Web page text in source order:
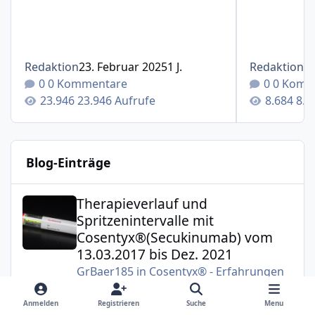
Redaktion23. Februar 20251 J.
0 Kommentare
23.946 Aufrufe
Redaktion
0
Blog-Einträge
Therapieverlauf und Spritzenintervalle mit
Therapieverlauf und
Spritzenintervalle mit
Cosentyx®(Secukinumab) vom
13.03.2017 bis Dez. 2021
GrBaer185in Cosentyx® - Erfahrungen
und Überlegungen zur Therapie mit
Secukinumab
Anmelden Registrieren Suche Menu